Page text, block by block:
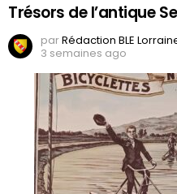
Trésors de l’antique
parRédaction BLE
3 semaines ago